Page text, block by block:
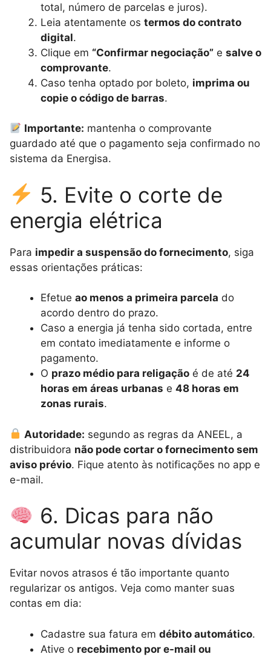
total, número de parcelas e juros).
Leia atentamente os termos do contrato
digital.
Clique em “Confirmar negociação” e salve o
comprovante.
Caso tenha optado por boleto, imprima ou
copie o código de barras.
Importante: mantenha o comprovante
guardado até que o pagamento seja confirmado no
sistema da Energisa.
5. Evite o corte de
energia elétrica
Para impedir a suspensão do fornecimento, siga
essas orientações práticas:
Efetue ao menos a primeira parcela do
acordo dentro do prazo.
Caso a energia já tenha sido cortada, entre
em contato imediatamente e informe o
pagamento.
O prazo médio para religação é de até 24
horas em áreas urbanas e 48 horas em
zonas rurais.
Autoridade: segundo as regras da ANEEL, a
distribuidora não pode cortar o fornecimento sem
aviso prévio. Fique atento às notificações no app e
e-mail.
6. Dicas para não
acumular novas dívidas
Evitar novos atrasos é tão importante quanto
regularizar os antigos. Veja como manter suas
contas em dia:
Cadastre sua fatura em débito automático.
Ative o recebimento por e-mail ou